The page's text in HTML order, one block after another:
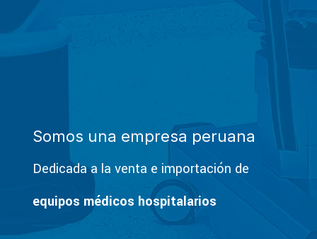
Somos una empresa peruana
Dedicada a la venta e importación de
equipos médicos hospitalarios